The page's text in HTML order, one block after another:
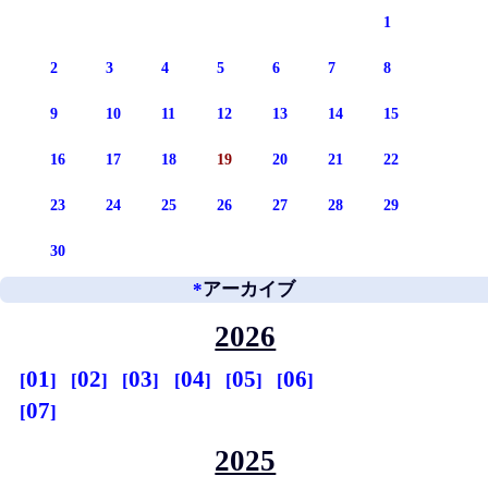
1
2 3 4 5 6 7 8
9 10 11 12 13 14 15
16 17 18 19 20 21 22
23 24 25 26 27 28 29
30
*アーカイブ
2026
01 02 03 04 05
06
07
2025